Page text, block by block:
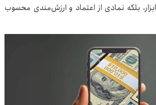
بلکه نمادی از اعتماد و ارزش‌مندی محسوب